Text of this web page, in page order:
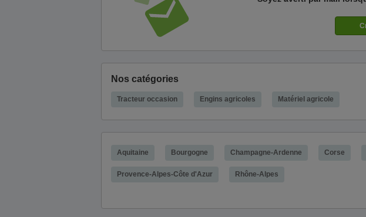
Nos catégories
Tracteur occasion Engins agricoles Matériel agricole
Aquitaine Bourgogne Champagne-Ardenne Corse
Provence-Alpes-Côte d'Azur Rhône-Alpes